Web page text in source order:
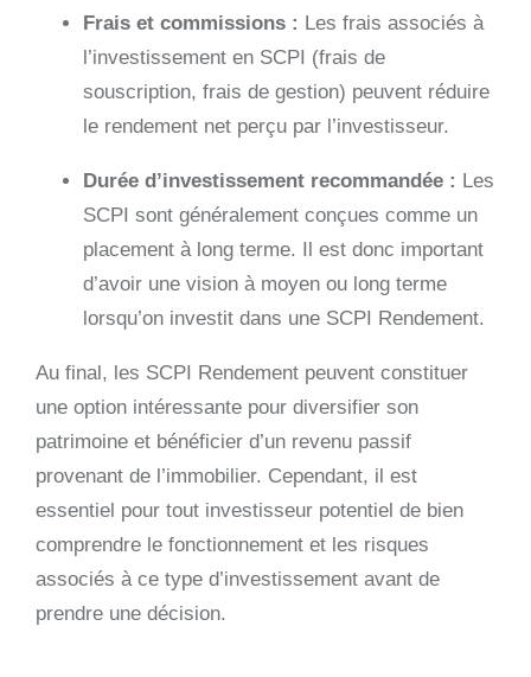
Frais et commissions : Les frais associés à
l’investissement en SCPI (frais de
souscription, frais de gestion) peuvent réduire
le rendement net perçu par l’investisseur.
Durée d’investissement recommandée : Les
SCPI sont généralement conçues comme un
placement à long terme. Il est donc important
d’avoir une vision à moyen ou long terme
lorsqu’on investit dans une SCPI Rendement.
Au final, les SCPI Rendement peuvent constituer
une option intéressante pour diversifier son
patrimoine et bénéficier d’un revenu passif
provenant de l’immobilier. Cependant, il est
essentiel pour tout investisseur potentiel de bien
comprendre le fonctionnement et les risques
associés à ce type d’investissement avant de
prendre une décision.